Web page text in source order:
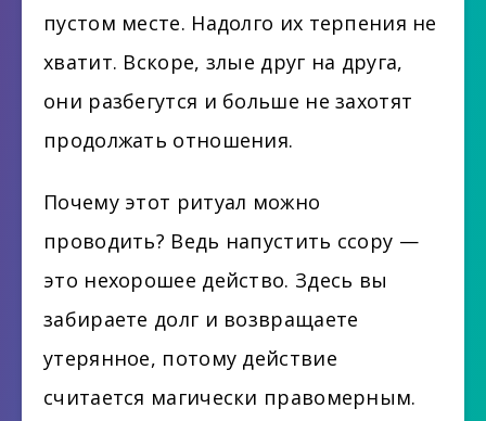
пустом месте. Надолго их терпения не
хватит. Вскоре, злые друг на друга,
они разбегутся и больше не захотят
продолжать отношения.
Почему этот ритуал можно
проводить? Ведь напустить ссору —
это нехорошее действо. Здесь вы
забираете долг и возвращаете
утерянное, потому действие
считается магически правомерным.